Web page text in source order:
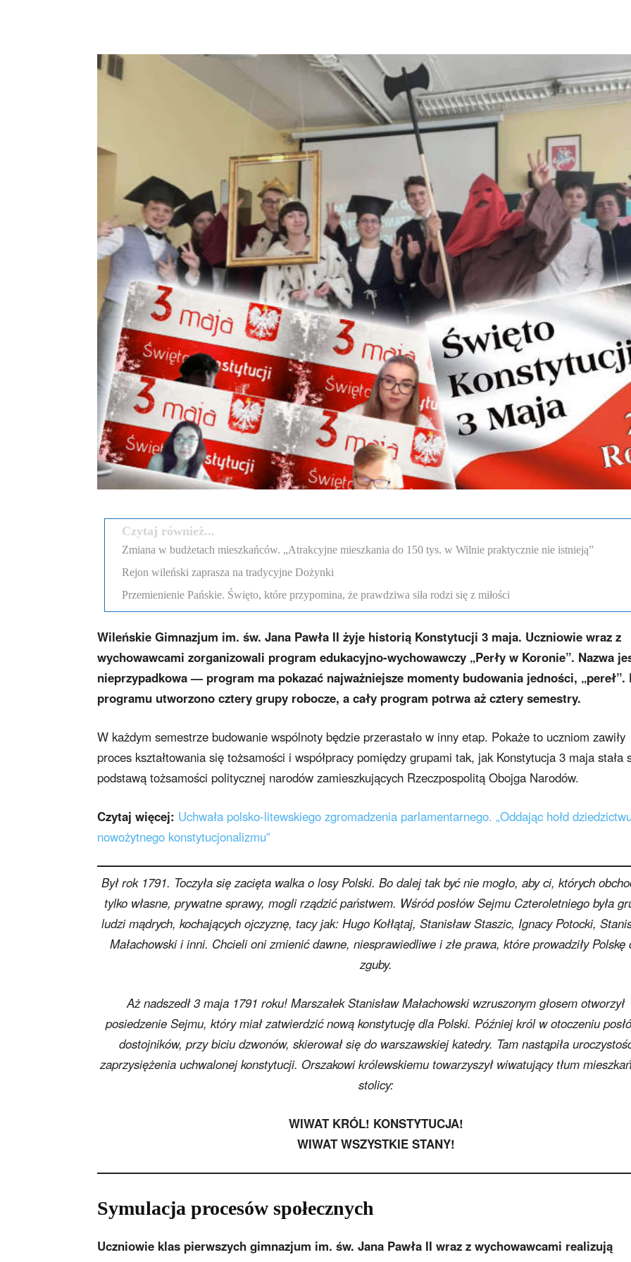
Czytaj również...
Zmiana w budżetach mieszkańców. „Atrakcyjne mieszkania do 150 tys. w Wilnie praktycznie nie istnieją”
Rejon wileński zaprasza na tradycyjne Dożynki
Przemienienie Pańskie. Święto, które przypomina, że prawdziwa siła rodzi się z miłości
Wileńskie Gimnazjum im. św. Jana Pawła II żyje historią Konstytucji 3 maja. Uczniowie wraz z
wychowawcami zorganizowali program edukacyjno-wychowawczy „Perły w Koronie”. Nazwa
nieprzypadkowa — program ma pokazać najważniejsze momenty budowania jedności, „pereł”.
programu utworzono cztery grupy robocze, a cały program potrwa aż cztery semestry.
W każdym semestrze budowanie wspólnoty będzie przerastało w inny etap. Pokaże to uczniom zawiły
proces kształtowania się tożsamości i współpracy pomiędzy grupami tak, jak Konstytucja 3 maja stała
podstawą tożsamości politycznej narodów zamieszkujących Rzeczpospolitą Obojga Narodów.
Czytaj więcej: Uchwała polsko-litewskiego zgromadzenia parlamentarnego. „Oddając hołd
nowożytnego konstytucjonalizmu”
Był rok 1791. Toczyła się zacięta walka o losy Polski. Bo dalej tak być nie mogło, aby ci, których
tylko własne, prywatne sprawy, mogli rządzić państwem. Wśród posłów Sejmu Czteroletniego była
ludzi mądrych, kochających ojczyznę, tacy jak: Hugo Kołłątaj, Stanisław Staszic, Ignacy Potocki,
Małachowski i inni. Chcieli oni zmienić dawne, niesprawiedliwe i złe prawa, które prowadziły Polskę
zguby.
Aż nadszedł 3 maja 1791 roku! Marszałek Stanisław Małachowski wzruszonym głosem otworzył
posiedzenie Sejmu, który miał zatwierdzić nową konstytucję dla Polski. Później król w otoczeniu
dostojników, przy biciu dzwonów, skierował się do warszawskiej katedry. Tam nastąpiła
zaprzysiężenia uchwalonej konstytucji. Orszakowi królewskiemu towarzyszył wiwatujący tłum
stolicy:
WIWAT KRÓL! KONSTYTUCJA!
WIWAT WSZYSTKIE STANY!
Symulacja procesów społecznych
Uczniowie klas pierwszych gimnazjum im. św. Jana Pawła II wraz z wychowawcami realizują